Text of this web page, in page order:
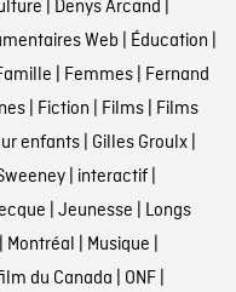
Denys Arcand
Web Éducation
Femmes| Fernand
| Fiction Films| Films
enfants| Gilles Groulx|
| interactif|
Jeunesse Longs
Montréal Musique
du Canada ONF|